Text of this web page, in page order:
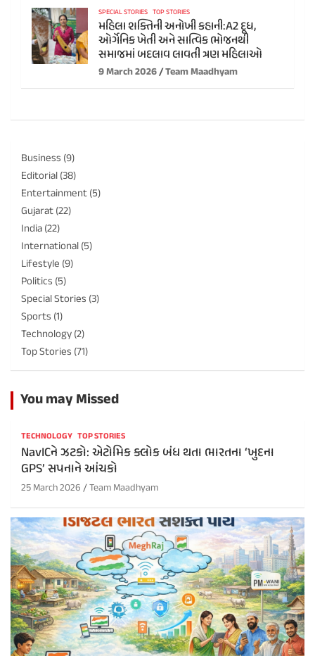
SPECIAL STORIES TOP STORIES
મહિલા શક્તિની અનોખી કહાની:A2 દૂધ,
ઓર્ગેનિક ખેતી અને સાત્વિક ભોજનથી
સમાજમાં બદલાવ લાવતી ત્રણ મહિલાઓ
9 March 2026 Team Maadhyam
Business (9)
Editorial(38)
Entertainment(5)
Gujarat(22)
India(22)
International(5)
Lifestyle (9)
Politics (5)
Special Stories (3)
Sports (1)
Technology(2)
Top Stories (71)
You may Missed
TECHNOLOGY TOP STORIES
NavICને ઝટકો: એટોમિક ક્લોક બંધ થતા ભારતના ‘ખુદના
GPS’ સપનાને આંચકો
25 March 2026 Team Maadhyam